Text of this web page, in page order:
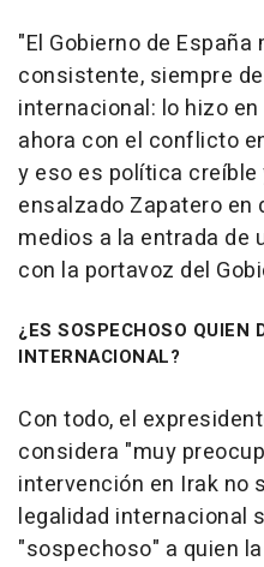
"El Gobierno de
consistente, siempre
internacional: lo hizo
ahora con el conflicto
y eso es política creíble
ensalzado Zapatero en
medios a la entrada de
con la portavoz del
¿ES SOSPECHOSO QUIEN
INTERNACIONAL?
Con todo, el
considera "muy
intervención en Irak no
legalidad internacional
"sospechoso" a quien